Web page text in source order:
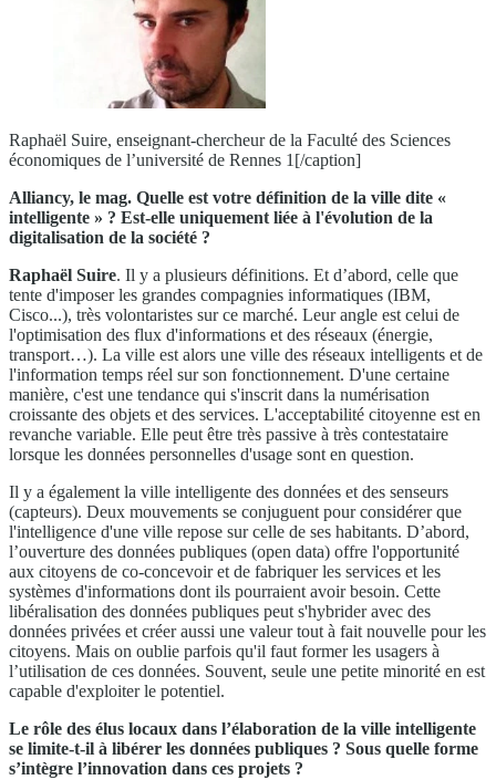
Raphaël Suire, enseignant-chercheur de la Faculté des Sciences
économiques de l’université de Rennes 1[/caption]
Alliancy, le mag. Quelle est votre définition de la ville dite «
intelligente » ? Est-elle uniquement liée à l'évolution de la
digitalisation de la société ?
Raphaël Suire. Il y a plusieurs définitions. Et d’abord, celle que
tente d'imposer les grandes compagnies informatiques (IBM,
Cisco...), très volontaristes sur ce marché. Leur angle est celui de
l'optimisation des flux d'informations et des réseaux (énergie,
transport…). La ville est alors une ville des réseaux intelligents et de
l'information temps réel sur son fonctionnement. D'une certaine
manière, c'est une tendance qui s'inscrit dans la numérisation
croissante des objets et des services. L'acceptabilité citoyenne est en
revanche variable. Elle peut être très passive à très contestataire
lorsque les données personnelles d'usage sont en question.
Il y a également la ville intelligente des données et des senseurs
(capteurs). Deux mouvements se conjuguent pour considérer que
l'intelligence d'une ville repose sur celle de ses habitants. D’abord,
l’ouverture des données publiques (open data) offre l'opportunité
aux citoyens de co-concevoir et de fabriquer les services et les
systèmes d'informations dont ils pourraient avoir besoin. Cette
libéralisation des données publiques peut s'hybrider avec des
données privées et créer aussi une valeur tout à fait nouvelle pour les
citoyens. Mais on oublie parfois qu'il faut former les usagers à
l’utilisation de ces données. Souvent, seule une petite minorité en est
capable d'exploiter le potentiel.
Le rôle des élus locaux dans l’élaboration de la ville intelligente
se limite-t-il à libérer les données publiques ? Sous quelle forme
s’intègre l’innovation dans ces projets ?